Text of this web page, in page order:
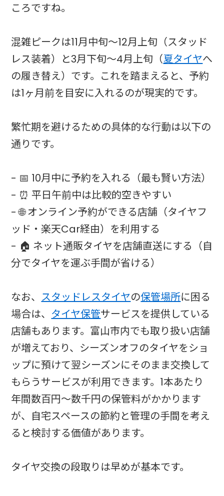
ころですね。
混雑ピークは11月中旬〜12月上旬（スタッド
レス装着）と3月下旬〜4月上旬（夏タイヤへ
の履き替え）です。これを踏まえると、予約
は1ヶ月前を目安に入れるのが現実的です。
繁忙期を避けるための具体的な行動は以下の
通りです。
- 📅 10月中に予約を入れる（最も賢い方法）
- ⏰ 平日午前中は比較的空きやすい
- 🌐 オンライン予約ができる店舗（タイヤフ
ッド・楽天Car経由）を利用する
- 🏠 ネット通販タイヤを店舗直送にする（自
分でタイヤを運ぶ手間が省ける）
なお、 スタッドレスタイヤの保管場所に困る
場合は、 タイヤ保管サービスを提供している
店舗もあります。富山市内でも取り扱い店舗
が増えており、シーズンオフのタイヤをショ
ップに預けて翌シーズンにそのまま交換して
もらうサービスが利用できます。1本あたり
年間数百円〜数千円の保管料がかかります
が、自宅スペースの節約と管理の手間を考え
ると検討する価値があります。
タイヤ交換の段取りは早めが基本です。